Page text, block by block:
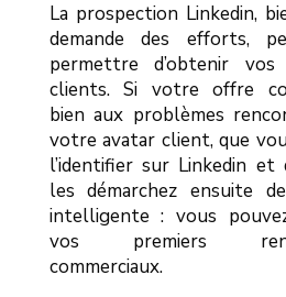
La prospection Linkedin,
demande des efforts,
permettre d’obtenir vos
clients. Si votre offre
bien aux problèmes
votre avatar client, que
l’identifier sur Linkedin et
les démarchez ensuite
intelligente : vous
vos premiers
commerciaux.